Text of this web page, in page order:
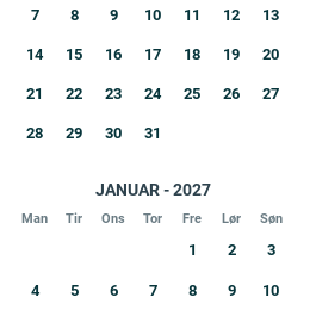
7 8 9 10 11 12 13
14 15 16 17 18 19 20
21 22 23 24 25 26 27
28 29 30 31
JANUAR - 2027
Man Tir Ons Tor Fre Lør Søn
1 2 3
4 5 6 7 8 9 10